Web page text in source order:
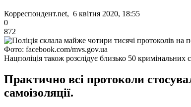
Корреспондент.net, 6 квітня 2020, 18:55
0
872
Фото: facebook.com/mvs.gov.ua
Нацполіція також розслідує близько 50
Практично всі протоколи
самоізоляції.